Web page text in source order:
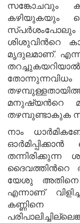
സങ്കോചവും
കഴിയുകയും
സ്പര്‍ശംപോലും
ശിശുവിന്‍റെ
മൃദുലമാണ്.
മനുഷ്യന്‍റെ
തഴമ്പുണ്ടാകുക
നാം
തന്നിരിക്കുന്ന
ദൈവത്തിന്‍റെ
യേശു
എന്നാണ്
കണ്ണിനെ